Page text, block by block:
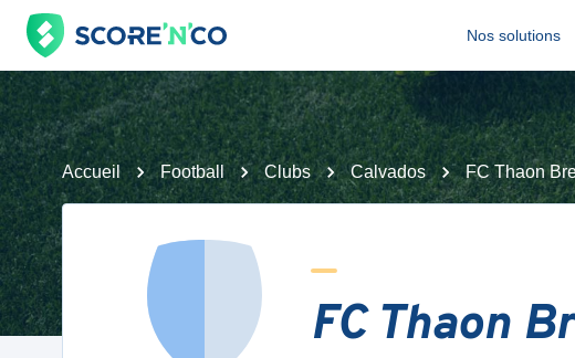
Nos solutions
Accueil Football Clubs Calvados FC Thaon
FC Thaon